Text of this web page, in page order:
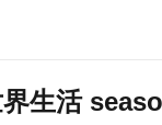
生活